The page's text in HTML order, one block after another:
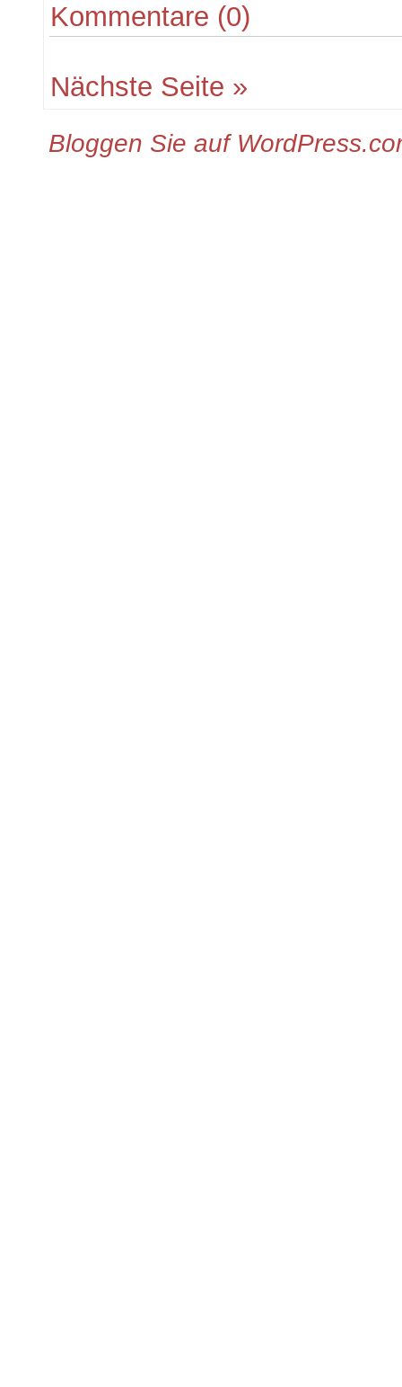
Kommentare (0)
Nächste Seite »
Bloggen Sie auf